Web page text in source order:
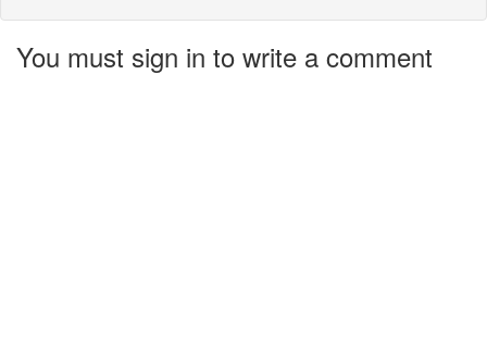
You must sign in to write a comment